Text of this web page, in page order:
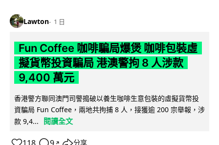
Lawton 1 日
Fun Coffee 咖啡騙局爆煲 咖啡包裝虛
擬貨幣投資騙局 港澳警拘 8 人涉款
9,400 萬元
香港警方聯同澳門司警搗破以養生咖啡生意包裝的虛擬貨幣投
資騙局 Fun Coffee，兩地共拘捕 8 人，接獲逾 200 宗舉報，涉
款 9,4...
閱讀全文
↗ 分享